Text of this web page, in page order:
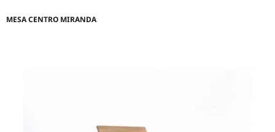
MESA CENTRO MIRANDA